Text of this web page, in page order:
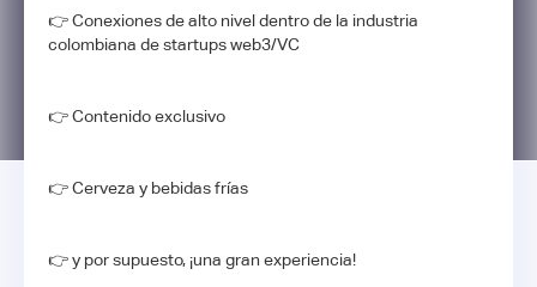
​👉 Conexiones de alto nivel dentro de la industria
colombiana de startups web3/VC
​👉 Contenido exclusivo
​👉 Cerveza y bebidas frías
​👉 y por supuesto, ¡una gran experiencia!